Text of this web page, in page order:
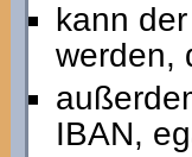
kann
werden,
IBAN,